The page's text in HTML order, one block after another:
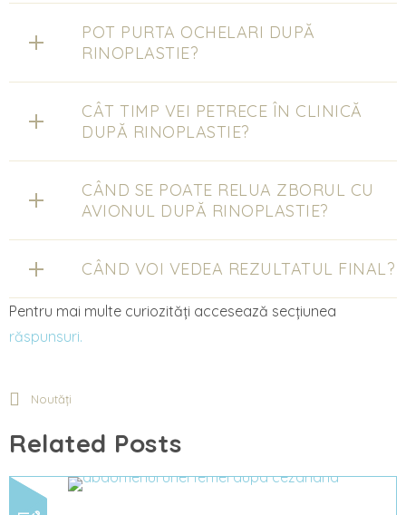
POT PURTA OCHELARI DUPĂ
RINOPLASTIE?
CÂT TIMP VEI PETRECE ÎN CLINICĂ
DUPĂ RINOPLASTIE?
CÂND SE POATE RELUA ZBORUL CU
AVIONUL DUPĂ RINOPLASTIE?
CÂND VOI VEDEA REZULTATUL FINAL?
Pentru mai multe curiozități accesează secțiunea
răspunsuri.
Noutăți
Related Posts